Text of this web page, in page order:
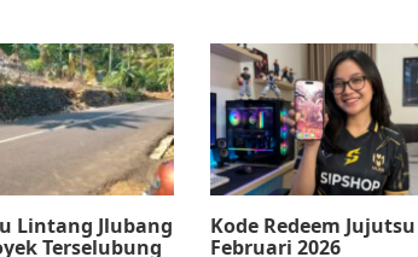
Lintang Jlubang
Terselubung
Kode Redeem
Februari 2026